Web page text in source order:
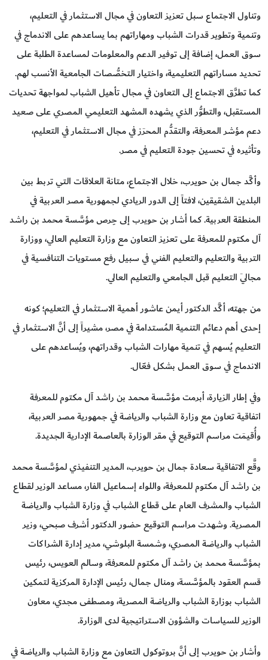
وتناول الاجتماع سبل تعزيز التعاون في مجال الاستثمار في التعليم،
وتنمية وتطوير قدرات الشباب ومهاراتهم بما يساعدهم على الاندماج في
سوق العمل، إضافة إلى توفير الدعم والمعلومات لمساعدة الطلبة على
تحديد مساراتهم التعليمية، واختيار التخصُّصات الجامعية الأنسب لهم.
كما تطرَّق الاجتماع إلى التعاون في مجال تأهيل الشباب لمواجهة تحديات
المستقبل، والتطوُّر الذي يشهده المشهد التعليمي المصري على صعيد
دعم مؤشر المعرفة، والتقدُّم المحرَز في مجال الاستثمار في التعليم،
وتأثيره في تحسين جودة التعليم في مصر.
وأكَّد جمال بن حويرب، خلال الاجتماع، متانة العلاقات التي تربط بين
البلدين الشقيقين، لافتاً إلى الدور الريادي لجمهورية مصر العربية في
المنطقة العربية. كما أشار بن حويرب إلى حِرص مؤسَّسة محمد بن راشد
آل مكتوم للمعرفة على تعزيز التعاون مع وزارة التعليم العالي، ووزارة
التربية والتعليم والتعليم الفني في سبيل رفع مستويات التنافسية في
مجالَي التعليم قبل الجامعي والتعليم العالي.
من جهته، أكَّد الدكتور أيمن عاشور أهمية الاستثمار في التعليم؛ كونه
إحدى أهم دعائم التنمية المُستدامة في مصر، مشيراً إلى أنَّ الاستثمار في
التعليم يُسهم في تنمية مهارات الشباب وقدراتهم، ويُساعدهم على
الاندماج في سوق العمل بشكل فعّال.
وفي إطار الزيارة، أبرمت مؤسَّسة محمد بن راشد آل مكتوم للمعرفة
اتفاقية تعاون مع وزارة الشباب والرياضة في جمهورية مصر العربية،
وأُقيمَت مراسم التوقيع في مقر الوزارة بالعاصمة الإدارية الجديدة.
وقَّع الاتفاقية سعادة جمال بن حويرب، المدير التنفيذي لمؤسَّسة محمد
بن راشد آل مكتوم للمعرفة، واللواء إسماعيل الفار، مساعد الوزير لقطاع
الشباب والمشرف العام على قطاع الشباب في وزارة الشباب والرياضة
المصرية. وشهدت مراسم التوقيع حضور الدكتور أشرف صبحي، وزير
الشباب والرياضة المصري، وشمسة البلوشي، مدير إدارة الشراكات
بمؤسَّسة محمد بن راشد آل مكتوم للمعرفة، وسالم العويس، رئيس
قسم العقود بالمؤسَّسة، ومنال جمال، رئيس الإدارة المركزية لتمكين
الشباب بوزارة الشباب والرياضة المصرية، ومصطفى مجدي، معاون
الوزير للسياسات والشؤون الاستراتيجية لدى الوزارة.
وأشار بن حويرب إلى أنَّ بروتوكول التعاون مع وزارة الشباب والرياضة في